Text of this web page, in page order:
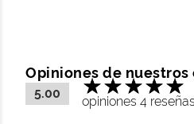
Opiniones de
5.00
opiniones 4 reseñas